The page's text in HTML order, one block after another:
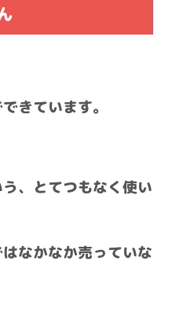
きています。
、とてつもなく使い
なかなか売っていな